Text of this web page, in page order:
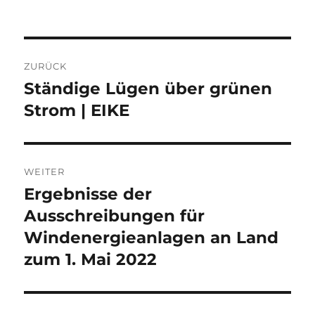
ZURÜCK
Vorheriger
Beitrag:
Ständige Lügen über grünen
Strom | EIKE
WEITER
Nächster
Beitrag:
Ergebnisse der
Ausschreibungen für
Windenergieanlagen an Land
zum 1. Mai 2022